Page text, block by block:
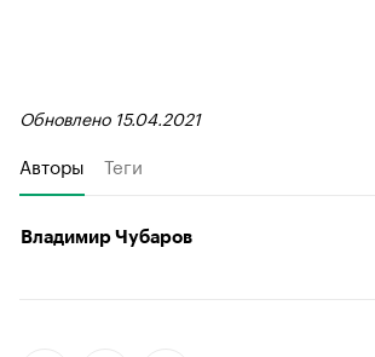
Обновлено 15.04.2021
Авторы Теги
Владимир Чубаров